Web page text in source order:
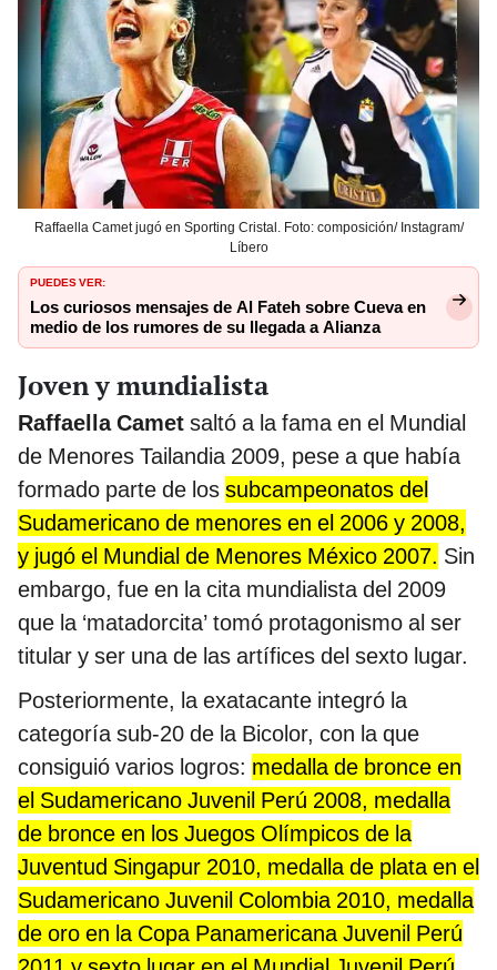
Raffaella Camet jugó en Sporting Cristal. Foto: composición/ Instagram/
Líbero
PUEDES VER:
Los curiosos mensajes de Al Fateh sobre Cueva en
medio de los rumores de su llegada a Alianza
Joven y mundialista
Raffaella Camet saltó a la fama en el Mundial
de Menores Tailandia 2009, pese a que había
formado parte de los subcampeonatos del
Sudamericano de menores en el 2006 y 2008,
y jugó el Mundial de Menores México 2007. Sin
embargo, fue en la cita mundialista del 2009
que la ‘matadorcita’ tomó protagonismo al ser
titular y ser una de las artífices del sexto lugar.
Posteriormente, la exatacante integró la
categoría sub-20 de la Bicolor, con la que
consiguió varios logros: medalla de bronce en
el Sudamericano Juvenil Perú 2008, medalla
de bronce en los Juegos Olímpicos de la
Juventud Singapur 2010, medalla de plata en el
Sudamericano Juvenil Colombia 2010, medalla
de oro en la Copa Panamericana Juvenil Perú